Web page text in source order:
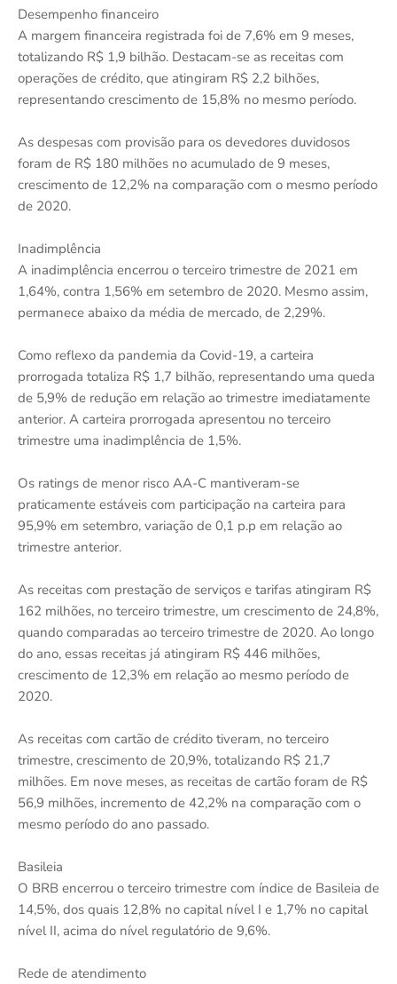
Desempenho financeiro
A margem financeira registrada foi de 7,6% em 9 meses,
totalizando R$ 1,9 bilhão. Destacam-se as receitas com
operações de crédito, que atingiram R$ 2,2 bilhões,
representando crescimento de 15,8% no mesmo período.
As despesas com provisão para os devedores duvidosos
foram de R$ 180 milhões no acumulado de 9 meses,
crescimento de 12,2% na comparação com o mesmo período
de 2020.
Inadimplência
A inadimplência encerrou o terceiro trimestre de 2021 em
1,64%, contra 1,56% em setembro de 2020. Mesmo assim,
permanece abaixo da média de mercado, de 2,29%.
Como reflexo da pandemia da Covid-19, a carteira
prorrogada totaliza R$ 1,7 bilhão, representando uma queda
de 5,9% de redução em relação ao trimestre imediatamente
anterior. A carteira prorrogada apresentou no terceiro
trimestre uma inadimplência de 1,5%.
Os ratings de menor risco AA-C mantiveram-se
praticamente estáveis com participação na carteira para
95,9% em setembro, variação de 0,1 p.p em relação ao
trimestre anterior.
As receitas com prestação de serviços e tarifas atingiram R$
162 milhões, no terceiro trimestre, um crescimento de 24,8%,
quando comparadas ao terceiro trimestre de 2020. Ao longo
do ano, essas receitas já atingiram R$ 446 milhões,
crescimento de 12,3% em relação ao mesmo período de
2020.
As receitas com cartão de crédito tiveram, no terceiro
trimestre, crescimento de 20,9%, totalizando R$ 21,7
milhões. Em nove meses, as receitas de cartão foram de R$
56,9 milhões, incremento de 42,2% na comparação com o
mesmo período do ano passado.
Basileia
O BRB encerrou o terceiro trimestre com índice de Basileia de
14,5%, dos quais 12,8% no capital nível I e 1,7% no capital
nível II, acima do nível regulatório de 9,6%.
Rede de atendimento